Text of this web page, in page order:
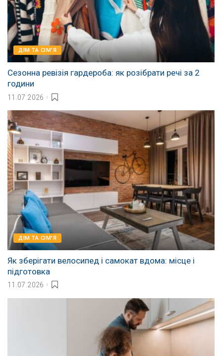
ДІМ ТА СІМ'Я
Сезонна ревізія гардероба: як розібрати речі за 2
години
11.07.2026
ДІМ ТА СІМ'Я
Як зберігати велосипед і самокат вдома: місце і
підготовка
11.07.2026